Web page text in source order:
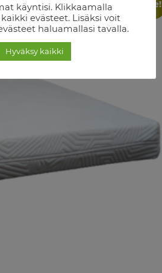
Ale!
käyntisi. Klikkaamalla
evästeet. Lisäksi voit
haluamallasi tavalla.
Hyväksy kaikki